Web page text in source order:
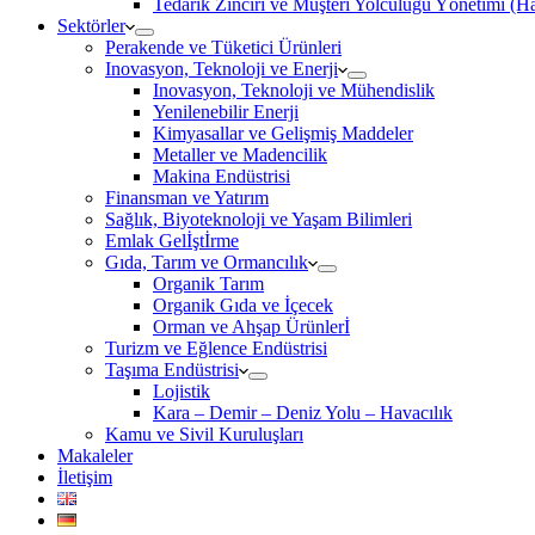
Tedarik Zinciri ve Müşteri Yolculuğu Yönetimi
Sektörler
Perakende ve Tüketici Ürünleri
Inovasyon, Teknoloji ve Enerji
Inovasyon, Teknoloji ve Mühendislik
Yenilenebilir Enerji
Kimyasallar ve Gelişmiş Maddeler
Metaller ve Madencilik
Makina Endüstrisi
Finansman ve Yatırım
Sağlık, Biyoteknoloji ve Yaşam Bilimleri
Emlak Gelİştİrme
Gıda, Tarım ve Ormancılık
Organik Tarım
Organik Gıda ve İçecek
Orman ve Ahşap Ürünlerİ
Turizm ve Eğlence Endüstrisi
Taşıma Endüstrisi
Lojistik
Kara – Demir – Deniz Yolu – Havacılık
Kamu ve Sivil Kuruluşları
Makaleler
İletişim